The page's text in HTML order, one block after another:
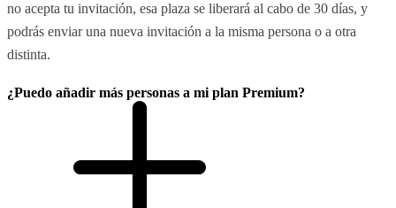
no acepta tu invitación, esa plaza se liberará al cabo de 30 días, y
podrás enviar una nueva invitación a la misma persona o a otra
distinta.
¿Puedo añadir más personas a mi plan Premium?